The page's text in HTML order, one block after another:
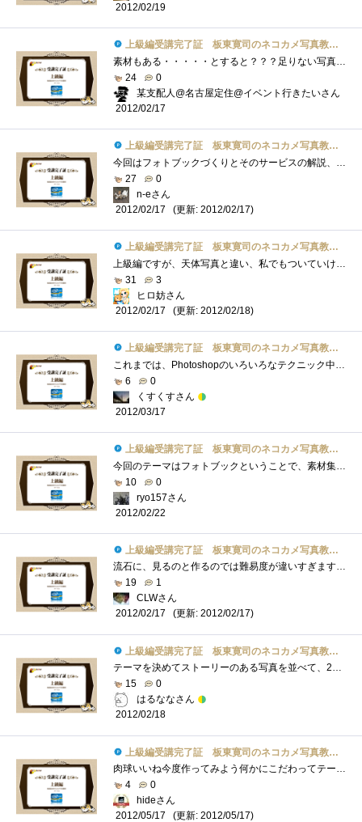
2012/02/19
上級編受講完了証 板東寛司のネコカメ写真教室パート2
素材もある・・・・・とすると？？？足りない写真を撮ることだ。ってことで、天気のいい日に大撮影会をしないといけないナ。はっ、まだ、レ�...
24
0
某支配人@名古屋定住@イベント行きたいさん
2012/02/17
上級編受講完了証 板東寛司のネコカメ写真教室パート2
今回はフォトブックづくりとそのサービスの解説、写真がそろってればわりと簡単に作れそうなので試してみたいですね。上級編の掲載と同時に�...
27
0
n-eさん
2012/02/17
(更新: 2012/02/17)
上級編受講完了証 板東寛司のネコカメ写真教室パート2
上級編ですが、天体写真と違い、私でもついていけそうです。肉球可愛いですね。私は、ネコ繋がりでこれとか、肉球マウスパッドネコ耳イヤホ�...
31
3
ヒロ妨さん
2012/02/17
(更新: 2012/02/18)
上級編受講完了証 板東寛司のネコカメ写真教室パート2
これまでは、Photoshopのいろいろなテクニック中心でしたが、今回のフォトブックなら敷居も高くなく挑戦してみても良さそうな内容だったと思い�...
6
0
くすくすさん
2012/03/17
上級編受講完了証 板東寛司のネコカメ写真教室パート2
今回のテーマはフォトブックということで、素材集めから編集など結構な手間がかかってますね。でも、手間がかかってもペットのフォトブック�...
10
0
ryo157さん
2012/02/22
上級編受講完了証 板東寛司のネコカメ写真教室パート2
流石に、見るのと作るのでは難易度が違いすぎますね。(笑)それでも、猫以外でも使えそうなので、Webとか参考になりました。・・・よかったよか...
19
1
CLWさん
2012/02/17
(更新: 2012/02/17)
上級編受講完了証 板東寛司のネコカメ写真教室パート2
テーマを決めてストーリーのある写真を並べて、20ページの冊子作り写真選びのセンスとストーリーで、かなり本格的な写真集になりそうです。
15
0
はるななさん
2012/02/18
上級編受講完了証 板東寛司のネコカメ写真教室パート2
肉球いいね今度作ってみよう何かにこだわってテーマを決めると良い物が出来そうラフイメージを作ると確かにわかりやすいですなあ
4
0
hideさん
2012/05/17
(更新: 2012/05/17)